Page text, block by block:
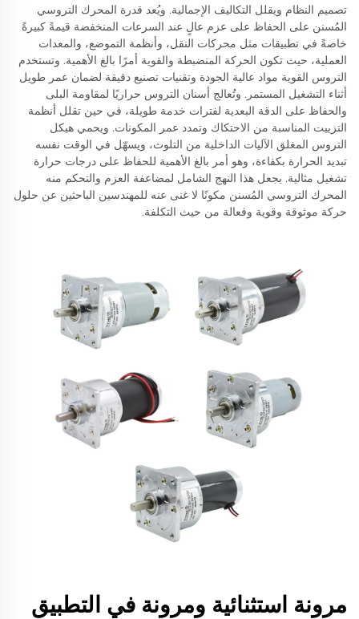
تصميم النظام ويقلل التكاليف الإجمالية. ويُعد قدرة المحرك التروسي
المُسنن على الحفاظ على عزم عالٍ عند السرعات المنخفضة قيمةً كبيرةً
خاصةً في تطبيقات مثل محركات النقل، وأنظمة التموضع، والمعدات
العملية، حيث تكون الحركة المنضبطة والقوية أمرًا بالغ الأهمية. وتستخدم
التروس القوية مواد عالية الجودة وتقنيات تصنيع دقيقة لضمان عمر طويل
أثناء التشغيل المستمر. وتُعالج أسنان التروس حراريًا لمقاومة البلى
والحفاظ على الدقة البعدية لفترات خدمة طويلة، في حين تقلل أنظمة
التزييت المناسبة من الاحتكاك وتمدد عمر المكونات. ويحمي هيكل
التروس المغلق الآليات الداخلية من التلوث، ويسهّل في الوقت نفسه
تبديد الحرارة بكفاءة، وهو أمر بالغ الأهمية للحفاظ على درجات حرارة
تشغيل مثالية. يجعل هذا النهج الشامل لمضاعفة العزم والتحكم منه
المحرك التروسي المُسنن مكونًا لا غنى عنه للمهندسين الباحثين عن حلول
حركة موثوقة وقوية وفعالة من حيث التكلفة.
مرونة استثنائية ومرونة في التطبيق